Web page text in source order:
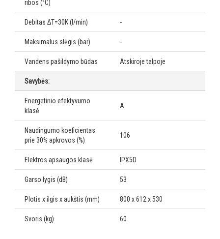
ribos (°C)
Debitas ΔT=30K (l/min) -
Maksimalus slėgis (bar) -
Vandens pašildymo būdas Atskiroje talpoje
Savybės:
Energetinio efektyvumo
klasė
A
Naudingumo koeficientas
prie 30% apkrovos (%)
106
Elektros apsaugos klasė IPX5D
Garso lygis (dB) 53
Plotis x ilgis x aukštis (mm) 800 x 612 x 530
Svoris (kg) 60